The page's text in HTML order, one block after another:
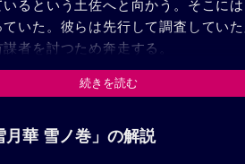
るという土佐へと向かう。そこに
いた。彼らは先行して調査してい
者を討つため奔走する。
続きを読む
月華 雪ノ巻」の解説